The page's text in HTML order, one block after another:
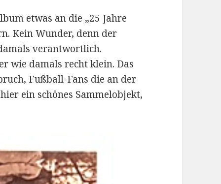
etwas an die „25 Jahre
Kein Wunder, denn der
verantwortlich.
wie damals recht klein. Das
Fußball-Fans die an der
ein schönes Sammelobjekt,